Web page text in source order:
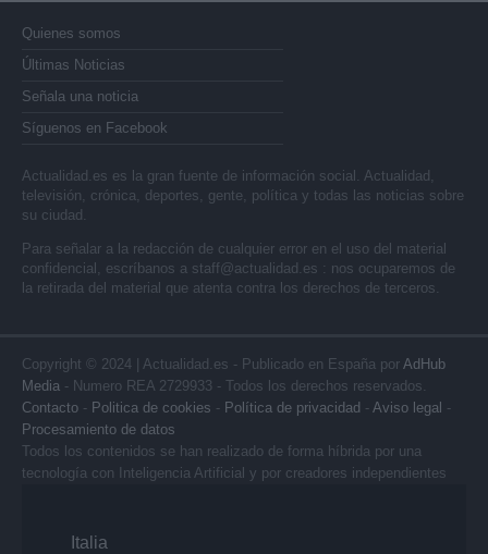
Quienes somos
Últimas Noticias
Señala una noticia
Síguenos en Facebook
Actualidad.es es la gran fuente de información social. Actualidad,
televisión, crónica, deportes, gente, política y todas las noticias sobre
su ciudad.
Para señalar a la redacción de cualquier error en el uso del material
confidencial, escríbanos a staff@actualidad.es : nos ocuparemos de
la retirada del material que atenta contra los derechos de terceros.
Copyright © 2024 | Actualidad.es - Publicado en España por AdHub
Media - Numero REA 2729933 - Todos los derechos reservados.
Contacto - Politica de cookies - Política de privacidad - Aviso legal -
Procesamiento de datos
Todos los contenidos se han realizado de forma híbrida por una
tecnología con Inteligencia Artificial y por creadores independientes
Italia